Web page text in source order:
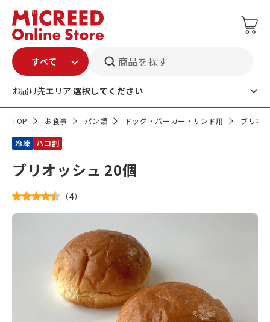
商品を探す
お届け先エリア:選択してください
TOP お食事 パン類 ドッグ・バーガー・サンド用 ブリオ
冷凍 ハコ割
ブリオッシュ 20個
（4）